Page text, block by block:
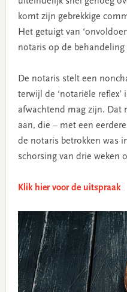
komt zijn gebrekkige
Het getuigt van
notaris op de behandeling
De notaris stelt een
terwijl de ‘notariële
afwachtend mag zijn. Dat
aan, die – met een
de notaris betrokken was
schorsing van drie weken
Klik hier voor de uitspraak